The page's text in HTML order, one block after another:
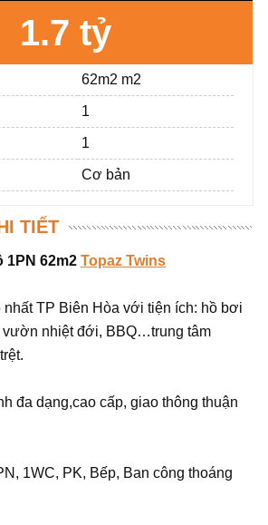
1.7 tỷ
62m2 m2
1
1
Cơ bản
TIẾT
1PN 62m2 Topaz Twins
TP Biên Hòa với tiện ích: hồ bơi
vườn nhiệt đới, BBQ…trung tâm
đa dạng,cao cấp, giao thông thuận
1WC, PK, Bếp, Ban công thoáng